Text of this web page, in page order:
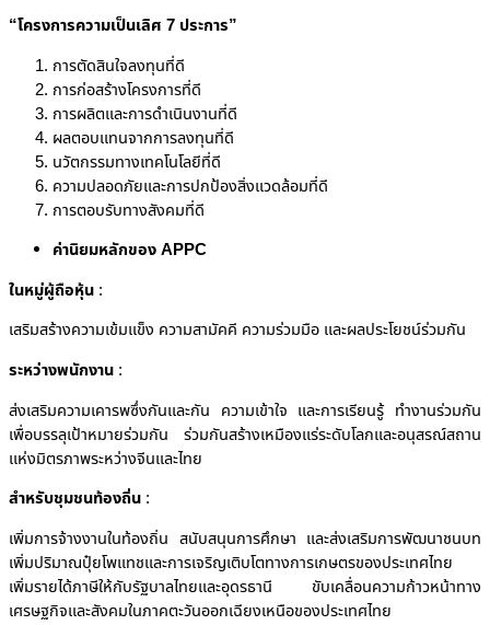
“โครงการความเป็นเลิศ 7 ประการ”
การตัดสินใจลงทุนที่ดี
การก่อสร้างโครงการที่ดี
การผลิตและการดำเนินงานที่ดี
ผลตอบแทนจากการลงทุนที่ดี
นวัตกรรมทางเทคโนโลยีที่ดี
ความปลอดภัยและการปกป้องสิ่งแวดล้อมที่ดี
การตอบรับทางสังคมที่ดี
ค่านิยมหลักของAPPC
ในหมู่ผู้ถือหุ้น :
เสริมสร้างความเข้มแข็ง ความสามัคคี ความร่วมมือ และผลประโยชน์ร่วมกัน
ระหว่างพนักงาน :
ส่งเสริมความเคารพซึ่งกันและกัน ความเข้าใจ และการเรียนรู้ ทำงานร่วมกัน
เพื่อบรรลุเป้าหมายร่วมกัน ร่วมกันสร้างเหมืองแร่ระดับโลกและอนุสรณ์สถาน
แห่งมิตรภาพระหว่างจีนและไทย
สำหรับชุมชนท้องถิ่น :
เพิ่มการจ้างงานในท้องถิ่น สนับสนุนการศึกษา และส่งเสริมการพัฒนาชนบท
เพิ่มปริมาณปุ๋ยโพแทชและการเจริญเติบโตทางการเกษตรของประเทศไทย
เพิ่มรายได้ภาษีให้กับรัฐบาลไทยและอุดรธานี ขับเคลื่อนความก้าวหน้าทาง
เศรษฐกิจและสังคมในภาคตะวันออกเฉียงเหนือของประเทศไทย